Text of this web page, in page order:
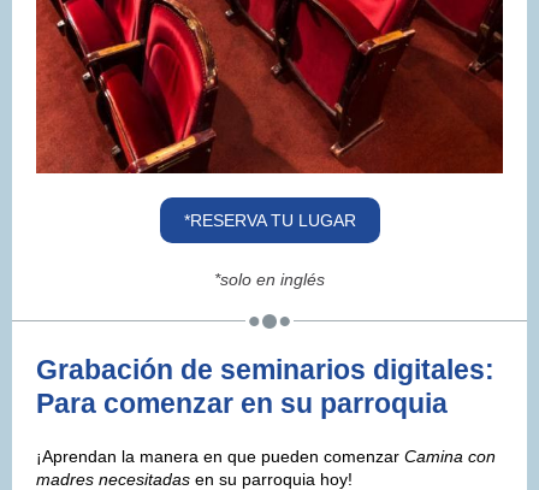
*RESERVA TU LUGAR
*solo en inglés
Grabación de seminarios digitales:
Para comenzar en su parroquia
¡Aprendan la manera en que pueden comenzar Camina con
madres necesitadas en su parroquia hoy!